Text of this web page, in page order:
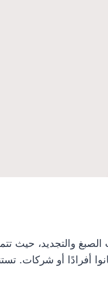
خدمات الصبغ والتجديد، حيث
أفرادًا أو شركات.